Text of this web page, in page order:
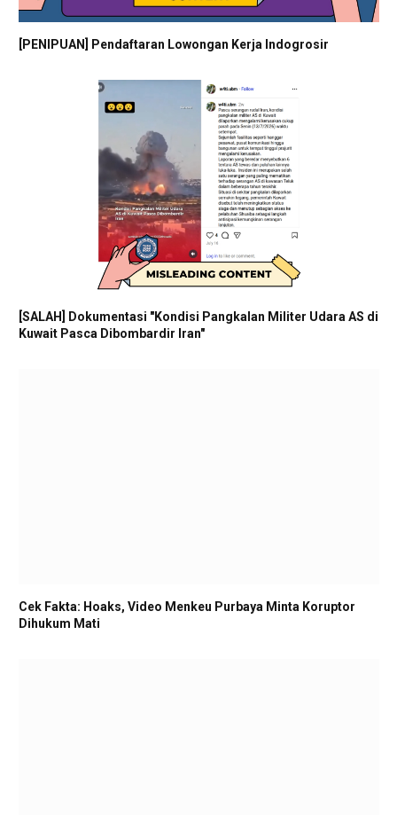
[PENIPUAN] Pendaftaran Lowongan Kerja Indogrosir
[SALAH] Dokumentasi "Kondisi Pangkalan Militer Udara AS di
Kuwait Pasca Dibombardir Iran"
Cek Fakta: Hoaks, Video Menkeu Purbaya Minta Koruptor
Dihukum Mati